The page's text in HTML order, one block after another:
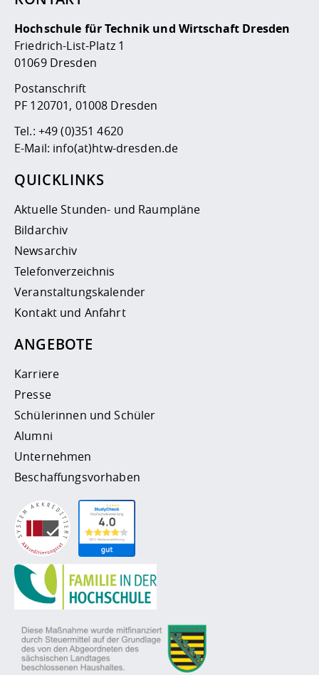
Hochschule für Technik und Wirtschaft Dresden
Friedrich-List-Platz 1
01069 Dresden
Postanschrift
PF 120701, 01008 Dresden
Tel.: +49 (0)351 4620
E-Mail: info(at)htw-dresden.de
QUICKLINKS
Aktuelle Stunden- und Raumpläne
Bildarchiv
Newsarchiv
Telefonverzeichnis
Veranstaltungskalender
Kontakt und Anfahrt
ANGEBOTE
Karriere
Presse
Schülerinnen und Schüler
Alumni
Unternehmen
Beschaffungsvorhaben